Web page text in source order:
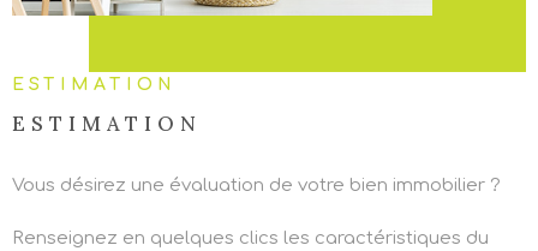
ESTIMATION
ESTIMATION
Vous désirez une évaluation de votre bien immobilier ?
Renseignez en quelques clics les caractéristiques du